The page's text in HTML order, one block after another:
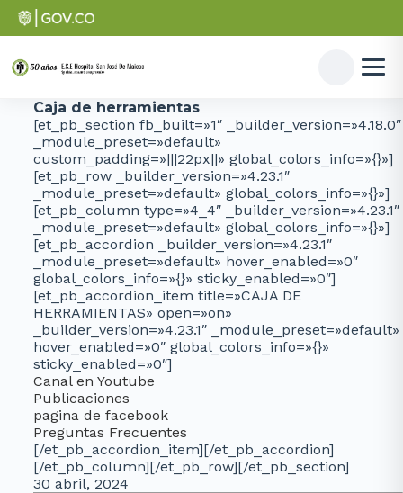
Caja de herramientas
[et_pb_section fb_built=»1″ _builder_version=»4.18.0″
_module_preset=»default»
custom_padding=»|||22px||» global_colors_info=»{}»]
[et_pb_row _builder_version=»4.23.1″
_module_preset=»default» global_colors_info=»{}»]
[et_pb_column type=»4_4″ _builder_version=»4.23.1″
_module_preset=»default» global_colors_info=»{}»]
[et_pb_accordion _builder_version=»4.23.1″
_module_preset=»default» hover_enabled=»0″
global_colors_info=»{}» sticky_enabled=»0″]
[et_pb_accordion_item title=»CAJA DE
HERRAMIENTAS» open=»on»
_builder_version=»4.23.1″ _module_preset=»default»
hover_enabled=»0″ global_colors_info=»{}»
sticky_enabled=»0″]
Canal en Youtube
Publicaciones
pagina de facebook
Preguntas Frecuentes
[/et_pb_accordion_item][/et_pb_accordion]
[/et_pb_column][/et_pb_row][/et_pb_section]
30 abril, 2024